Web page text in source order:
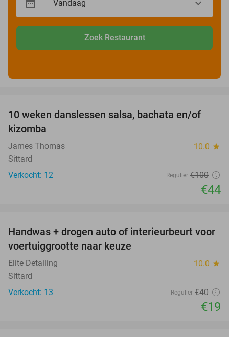
Zoek Restaurant
56%
10 weken danslessen salsa, bachata en/of
kizomba
James Thomas 10.0 star
Sittard
Verkocht: 12
Regulier €100
€44
53%
Handwas + drogen auto of interieurbeurt voor
voertuiggrootte naar keuze
Elite Detailing 10.0 star
Sittard
Verkocht: 13
Regulier €40
€19